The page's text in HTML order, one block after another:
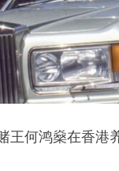
王何鸿燊在香港